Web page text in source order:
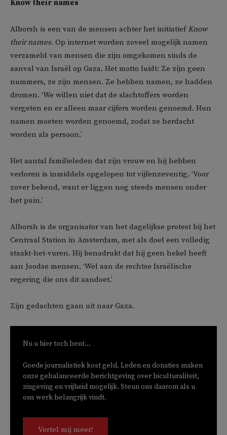
Know their names
Alborsh is een van de mensen achter het initiatiefKnow
their names. Op internet worden zoveel mogelijk namen
verzameld van mensen die zijn omgekomen sinds de
aanval van Israël op Gaza. Het motto luidt: Ze zijn geen
nummers, ze zijn mensen. Ze hebben namen, ze hadden
dromen. ‘We willen niet dat de slachtoffers worden
vergeten en er alleen maar cijfers worden genoemd. Hun
namen moeten worden genoemd, zodat ze herdacht
worden als persoon.’
Het aantal familieleden dat zijn vrouw en hij hebben
verloren is inmiddels opgelopen tot vijfenzeventig. ‘Voor
zover bekend, want er liggen nog steeds mensen onder
het puin.’
Alborsh is de organisator van het dagelijkse protest bij het
Centraal Station in Amsterdam, met als doel een volledig
staakt-het-vuren. Hij benadrukt dat hij geen hekel heeft
aan Joodse mensen. ‘Wel aan de rechtse Israëlische
regering die ons dit aandoet.’
Zijn gedachten gaan uit naar Gaza.
Nu u hier toch bent...
Goede journalistiek kost geld. Leden en donaties maken
onze gebalanceerde berichtgeving over biculturaliteit,
zingeving en vrijheid mogelijk. Steun ons daarom als u
ons werk belangrijk vindt.
Vertel mij meer!